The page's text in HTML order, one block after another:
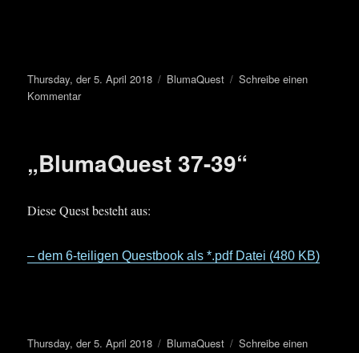
Veröffentlicht
am
Thursday, der 5. April 2018 Kategorien
BlumaQuest
Schreibe einen
Kommentarzu
„BlumaQuest 37-39“
Diese Quest besteht aus:
– dem 6-teiligen Questbook als *.pdf Datei (480 KB)
Veröffentlicht
Thursday, der 5. April 2018 Kategorien
BlumaQuest
Schreibe einen